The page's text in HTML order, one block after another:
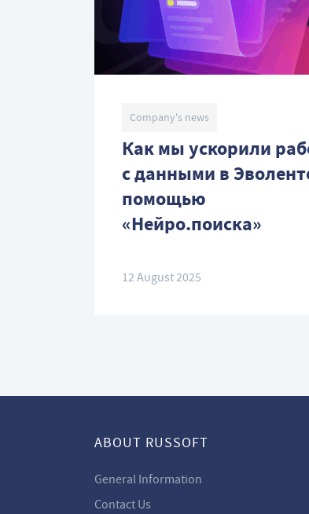
Company's news
Как мы ускорили
с данными в
помощью
«Нейро.поиска»
12 August 2025
ABOUT RUSSOFT
General Information
Contact Us